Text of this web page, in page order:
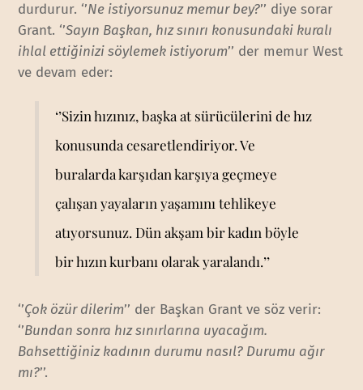
durdurur. ‘’Ne istiyorsunuz memur bey?’’ diye sorar
Grant. ‘’Sayın Başkan, hız sınırı konusundaki kuralı
ihlal ettiğinizi söylemek istiyorum’’ der memur West
ve devam eder:
‘’Sizin hızınız, başka at sürücülerini de hız
konusunda cesaretlendiriyor. Ve
buralarda karşıdan karşıya geçmeye
çalışan yayaların yaşamını tehlikeye
atıyorsunuz. Dün akşam bir kadın böyle
bir hızın kurbanı olarak yaralandı.’’
‘’Çok özür dilerim’’ der Başkan Grant ve söz verir:
‘’Bundan sonra hız sınırlarına uyacağım.
Bahsettiğiniz kadının durumu nasıl? Durumu ağır
mı?’’.